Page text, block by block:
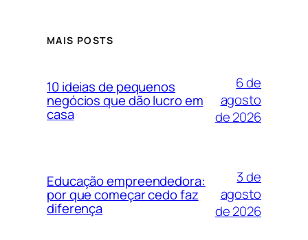
MAIS POSTS
10 ideias de pequenos
negócios que dão lucro em
casa
6 de
agosto
de 2026
Educação empreendedora:
por que começar cedo faz
diferença
3 de
agosto
de 2026